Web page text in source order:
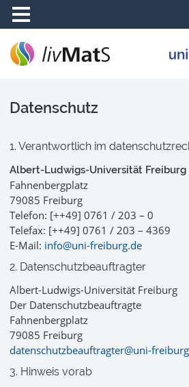
Datenschutz
1. Verantwortlich im
Albert-Ludwigs-Universität Freiburg
Fahnenbergplatz
79085 Freiburg
Telefon: [++49] 0761 / 203 – 0
Telefax: [++49] 0761 / 203 – 4369
E-Mail: info@uni-freiburg.de
2. Datenschutzbeauftragter
Albert-Ludwigs-Universität Freiburg
Der Datenschutzbeauftragte
Fahnenbergplatz
79085 Freiburg
datenschutzbeauftragter@uni-
3. Hinweis vorab